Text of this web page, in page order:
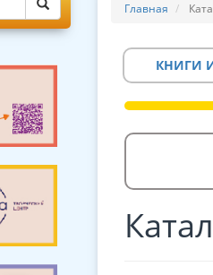
Главная
КНИГИ